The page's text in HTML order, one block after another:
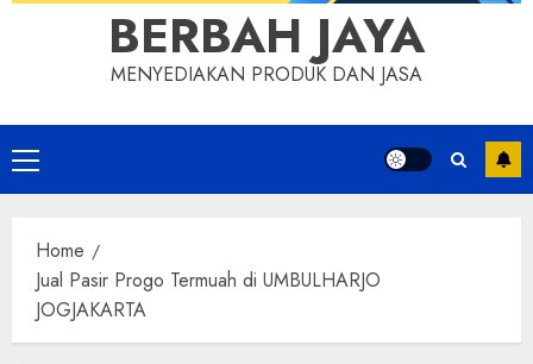
BERBAH JAYA
MENYEDIAKAN PRODUK DAN JASA
Primary
Menu
Home
Jual Pasir Progo Termuah di UMBULHARJO
JOGJAKARTA